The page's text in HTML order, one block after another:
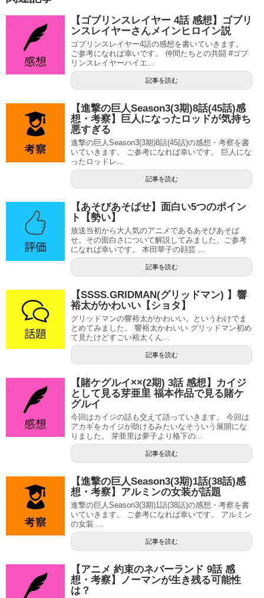
【ゴブリンスレイヤー 4話 感想】ゴブリ
ンスレイヤーさんメインヒロイン説
ゴブリンスレイヤー4話の感想を書いていきます。
ご参考になれば幸いです。 仲間たちとの共闘 #ゴブ
リンスレイヤーハイエ...
記事を読む
【進撃の巨人Season3(3期)8話(45話)感
想・考察】巨人になったロッドが気持ち
悪すぎる
進撃の巨人Season3(3期)8話(45話)の感想・考察を書
いていきます。 ご参考になれば幸いです。 巨人にな
ったロッドレ...
記事を読む
【あそびあそばせ】面白い5つのポイン
ト【勢い】
放送当初から大人気のアニメであるあそびあそば
せ。その面白さについて解説してみました。ご参考
になれば幸いです。 本田華子の顔芸 ...
記事を読む
【SSSS.GRIDMAN(グリッドマン) 】響
裕太がかわいい【ショタ】
グリッドマンの響裕太がかわいい。というわけでま
とめてみました。 響裕太かわいい グリッドマン初め
て見たけどすごい裕太くん...
記事を読む
【賭ケグルイ××(2期) 3話 感想】カイジ
として見る芽亜里 福本作品で見る賭ケ
グルイ
今回はカイジの話も交えて語っていきます。 今回は
アカギをカイジが助けるみたいなそういう展開にな
りました。 芽亜里は夢子より格下の...
記事を読む
【進撃の巨人Season3(3期)1話(38話)感
想・考察】アルミンの女装が話題
進撃の巨人Season3(3期)1話(38話)の感想・考察を書
いていきます。 ご参考になれば幸いです。 アルミン
の女装 ...
記事を読む
【アニメ 約束のネバーランド 9話 感
想・考察】ノーマンが生き残る可能性
は？